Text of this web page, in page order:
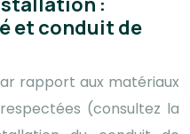
et conduit de
rapport aux matériaux
(consultez la